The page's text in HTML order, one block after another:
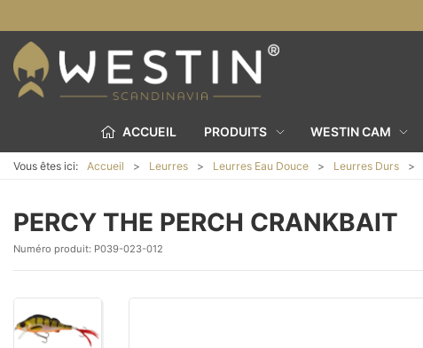
ACCUEIL PRODUITS WESTIN CAM
Vous êtes ici: Accueil Leurres Leurres Eau Douce Leurres Durs
PERCY THE PERCH CRANKBAIT
Numéro produit: P039-023-012